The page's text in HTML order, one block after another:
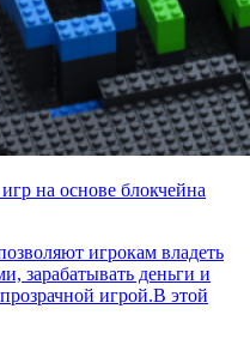
на основе блокчейна
игрокам владеть
зарабатывать деньги и
игрой.В этой